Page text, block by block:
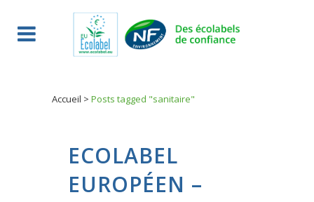
Accueil > Posts tagged "sanitaire"
ECOLABEL
EUROPÉEN –